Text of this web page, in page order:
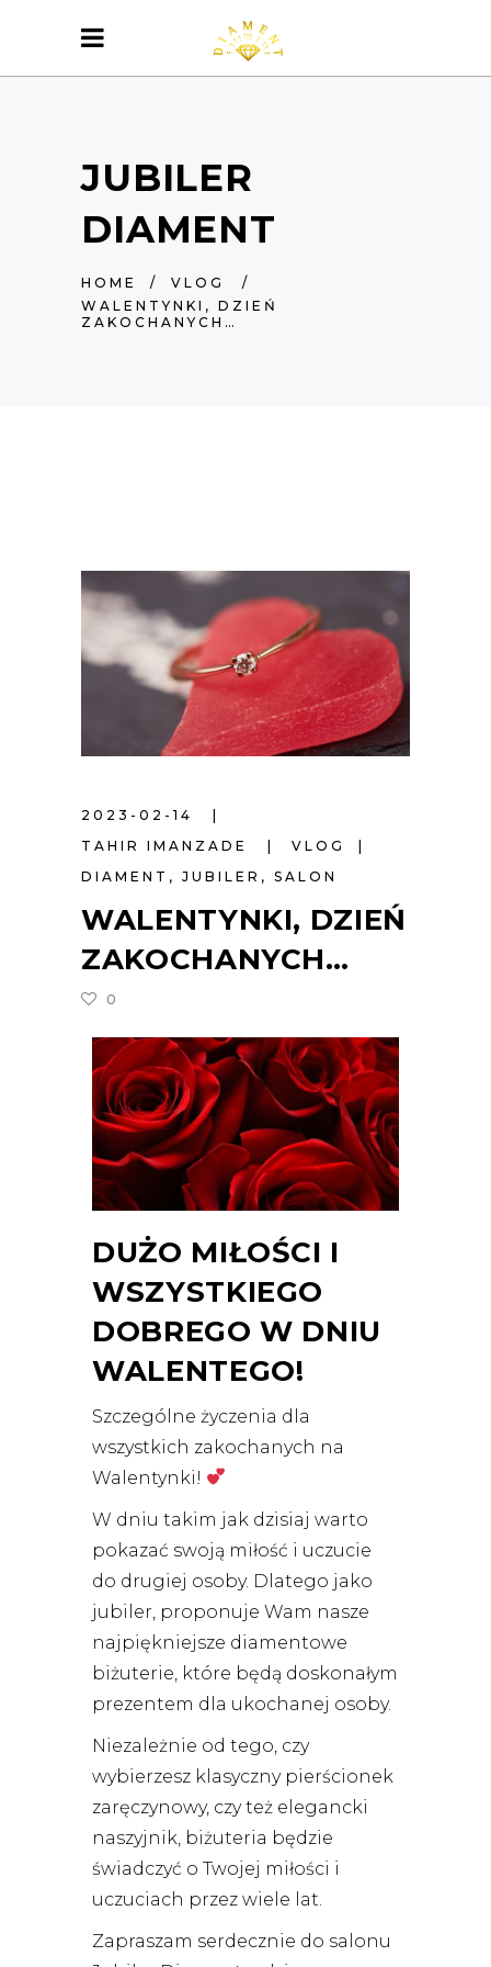
JUBILER
DIAMENT
HOME / VLOG
/
WALENTYNKI, DZIEŃ
ZAKOCHANYCH…
2023-02-14
TAHIR IMANZADE
VLOG
DIAMENT , JUBILER , SALON
WALENTYNKI, DZIEŃ
ZAKOCHANYCH…
0
DUŻO MIŁOŚCI I
WSZYSTKIEGO
DOBREGO W DNIU
WALENTEGO!
Szczególne życzenia dla
wszystkich zakochanych na
Walentynki!
W dniu takim jak dzisiaj warto
pokazać swoją miłość i uczucie
do drugiej osoby. Dlatego jako
jubiler, proponuje Wam nasze
najpiękniejsze diamentowe
biżuterie, które będą doskonałym
prezentem dla ukochanej osoby.
Niezależnie od tego, czy
wybierzesz klasyczny pierścionek
zaręczynowy, czy też elegancki
naszyjnik, biżuteria będzie
świadczyć o Twojej miłości i
uczuciach przez wiele lat.
Zapraszam serdecznie do salonu